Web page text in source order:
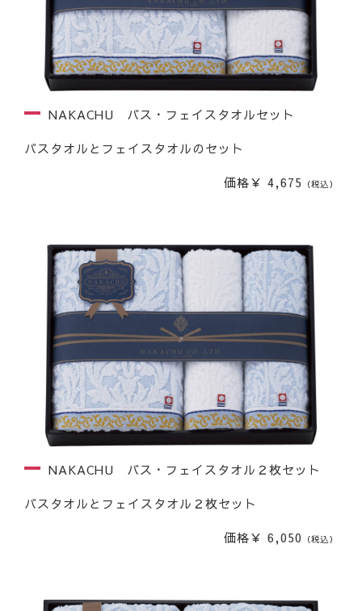
NAKACHU バス・フェイスタオルセット
バスタオルとフェイスタオルのセット
価格￥ 4,675 （税込）
NAKACHU バス・フェイスタオル２枚セット
バスタオルとフェイスタオル２枚セット
価格￥ 6,050 （税込）